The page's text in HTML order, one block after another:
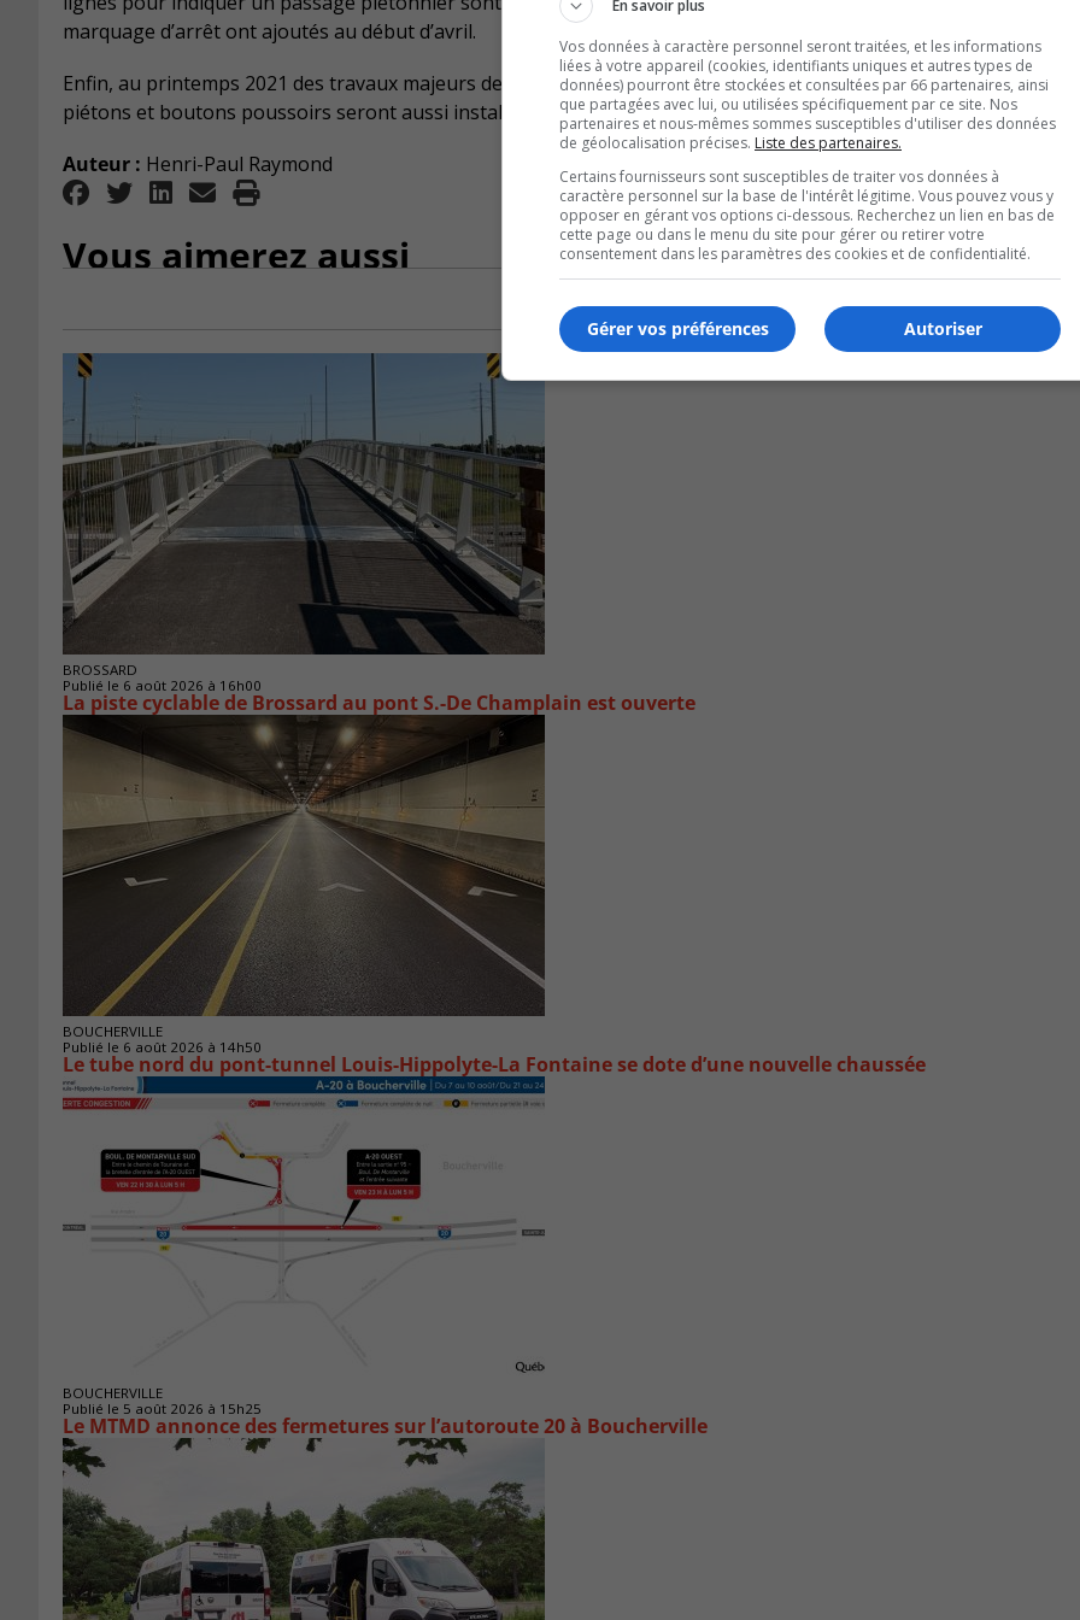
marquage d’arrêt ont ajoutés au début d’avril.
Enfin, au printemps 2021 des travaux majeurs de réfection seront réalisés avec entre-autres un feu sonore, feu
piétons et boutons poussoirs seront aussi installés.
Auteur : Henri-Paul Raymond
Vous aimerez aussi
BROSSARD
Publié le 6 août 2026 à 16h00
La piste cyclable de Brossard au pont S.-De Champlain est ouverte
BOUCHERVILLE
Publié le 6 août 2026 à 14h50
Le tube nord du pont-tunnel Louis-Hippolyte-La Fontaine se dote d’une nouvelle chaussée
BOUCHERVILLE
Publié le 5 août 2026 à 15h25
Le MTMD annonce des fermetures sur l’autoroute 20 à Boucherville
En savoir plus
Vos données à caractère personnel seront traitées, et les informations
liées à votre appareil (cookies, identifiants uniques et autres types de
données) pourront être stockées et consultées par 66 partenaires, ainsi
que partagées avec lui, ou utilisées spécifiquement par ce site. Nos
partenaires et nous-mêmes sommes susceptibles d'utiliser des données
de géolocalisation précises. Liste des partenaires.
Certains fournisseurs sont susceptibles de traiter vos données à
caractère personnel sur la base de l'intérêt légitime. Vous pouvez vous y
opposer en gérant vos options ci-dessous. Recherchez un lien en bas de
cette page ou dans le menu du site pour gérer ou retirer votre
consentement dans les paramètres des cookies et de confidentialité.
Autoriser
Gérer vos préférences